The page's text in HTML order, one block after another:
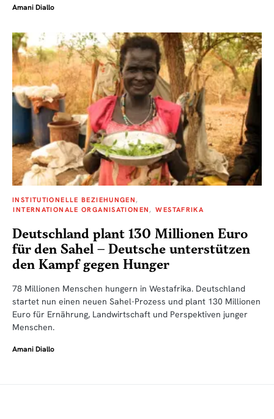
Amani Diallo
INSTITUTIONELLE BEZIEHUNGEN
INTERNATIONALE ORGANISATIONEN
WESTAFRIKA
Deutschland plant 130 Millionen Euro
für den Sahel – Deutsche unterstützen
den Kampf gegen Hunger
78 Millionen Menschen hungern in Westafrika. Deutschland
startet nun einen neuen Sahel-Prozess und plant 130 Millionen
Euro für Ernährung, Landwirtschaft und Perspektiven junger
Menschen.
Amani Diallo